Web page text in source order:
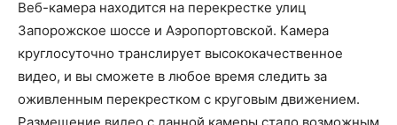
Веб-камера находится на перекрестке улиц
Запорожское шоссе и Аэропортовской. Камера
круглосуточно транслирует высококачественное
видео, и вы сможете в любое время следить за
оживленным перекрестком с круговым движением.